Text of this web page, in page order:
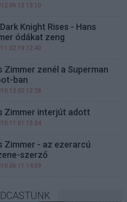
13:10
Knight Rises - Hans
ódákat zeng
12:40
Zimmer zenél a Superman
ban
12:28
Zimmer interjút adott
13:34
Zimmer - az ezerarcú
szerző
14:59